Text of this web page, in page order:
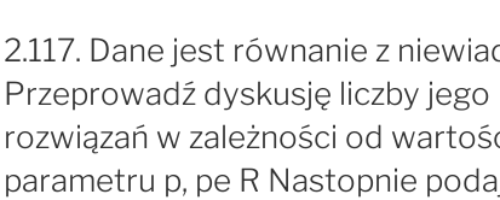
2.117. Dane jest równanie z
Przeprowadź dyskusję liczby jego
rozwiązań w zależności od
parametru p, pe R Nastopnie